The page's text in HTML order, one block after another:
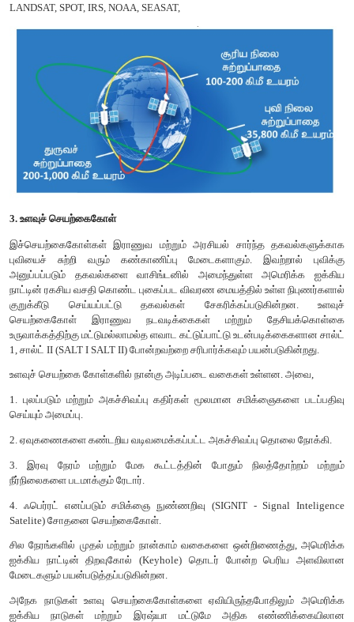
2. தேவைப்படும் இடத்தகவல்களை குறிப்பிட்ட இடைவெளியில்
3. கதிர் வீச்சளவியை கொண்ட உணர்விகள் மூலம்
தகவல்களை அளித்தல்.
4. பகுதி தானியங்கி கணினி மயமாக்கப்பட்ட செய்முறை
5. ஓரளவிற்கு மலிவான ஒன்றும்கூட.
செயற்கைக் கோள்களின் வகைகள்
செயற்கை கோள்களின் சுற்று வட்டப்பாதைகள்
செயல்படும் திறன் மற்றும் நோக்கத்தின் அடிப்படையில்
செயற்கை கோள்களின் உயரம், முறைப்படுத்துதல் மற்றும்
சுழற்சி ஆகியவற்றின் அடிப்படையில் செயற்கைகோள்களை
வகைப்படுத்தலாம்.
2. துருவ செயற்கைகோள் அல்லது சூரியநிலை செயற்கைகோள்
3. உளவு செயற்கைகோள்
1. புவிநிலை செயற்கைகோள்கள்
இவைகள், புவிநடுக்கோட்டுப்பகுதியில் சுமார் 35000கி.மீ. உயரத்தில்
மணி நேரத்தில் பூர்த்தி செய்கின்றது. இச்செயற்கைகோள்கள்
இடத்தை மட்டும் தொடர்ந்து கண்காணித்து தகவல்களை
70° வடக்கு முதல் 70° தெற்கு அட்சம் வரை உள்ள
படம்பிடிக்கும் பரப்பாக எடுத்துக்கொள்கிறது. ஒரு